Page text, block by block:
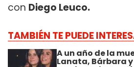
con Diego Leuco.
TAMBIÉN TE PUEDE
A un año de la
Lanata, Bárbara